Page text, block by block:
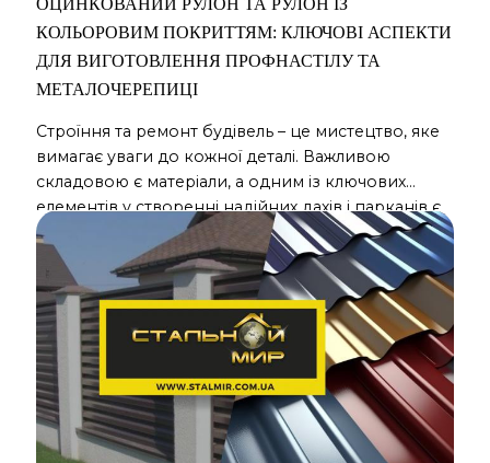
КОЛЬОРОВИМ ПОКРИТТЯМ: КЛЮЧОВІ АСПЕКТИ
ДЛЯ ВИГОТОВЛЕННЯ ПРОФНАСТІЛУ ТА
МЕТАЛОЧЕРЕПИЦІ
Строїння та ремонт будівель – це мистецтво, яке
вимагає уваги до кожної деталі. Важливою
складовою є матеріали, а одним із ключових
елементів у створенні надійних дахів і парканів є
оцинковані рулони з кольоровим покриттям.
Розглянемо, на що слід звертати увагу при
виборі таких рулонів для виробництва
профнастіла та металочерепиці. Оцинкований
рулон: захист від корозії та […]